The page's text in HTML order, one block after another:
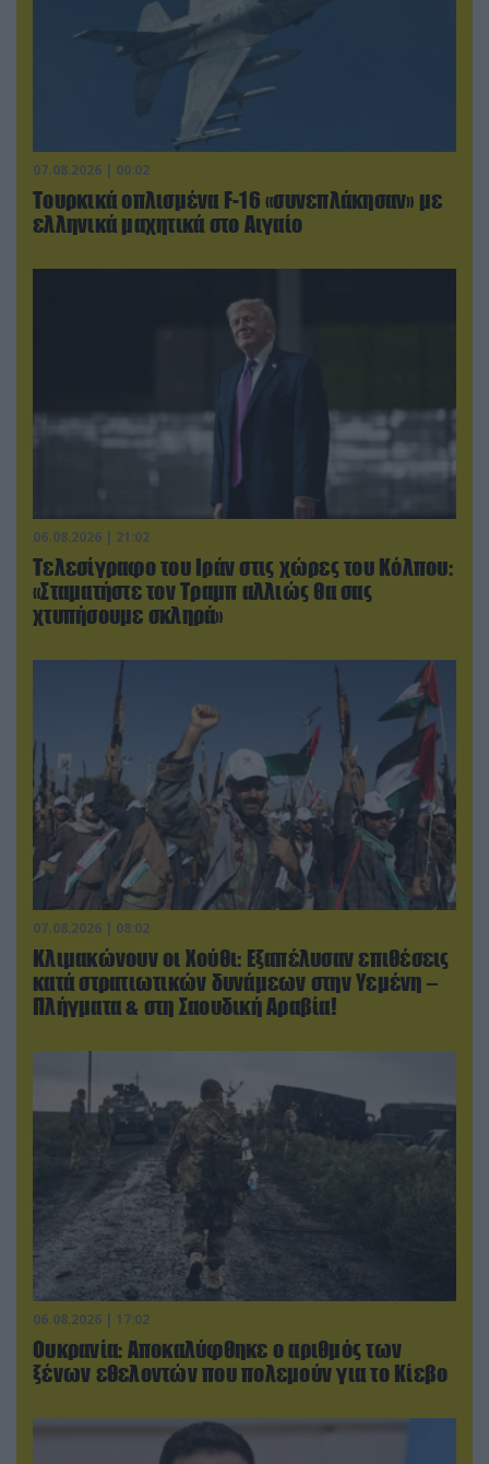
07.08.2026 | 00:02
Τουρκικά οπλισμένα F-16 «συνεπλάκησαν» με
ελληνικά μαχητικά στο Αιγαίο
06.08.2026 | 21:02
Τελεσίγραφο του Ιράν στις χώρες του Κόλπου:
«Σταματήστε τον Τραμπ αλλιώς θα σας
χτυπήσουμε σκληρά»
07.08.2026 | 08:02
Κλιμακώνουν οι Χούθι: Eξαπέλυσαν επιθέσεις
κατά στρατιωτικών δυνάμεων στην Υεμένη –
Πλήγματα & στη Σαουδική Αραβία!
06.08.2026 | 17:02
Ουκρανία: Αποκαλύφθηκε ο αριθμός των
ξένων εθελοντών που πολεμούν για το Κίεβο